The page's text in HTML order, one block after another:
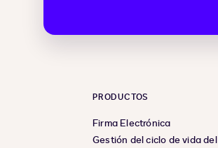
PRODUCTOS
Firma Electrónica
Gestión del ciclo de vida del